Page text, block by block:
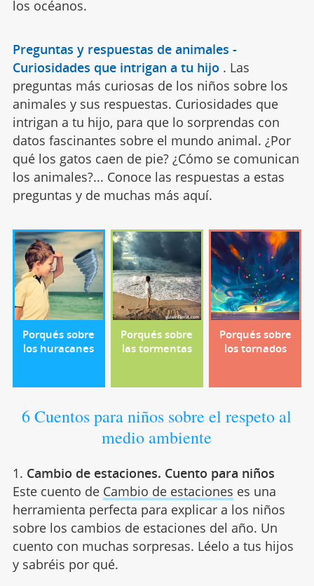
los océanos.
Preguntas y respuestas de animales -
Curiosidades que intrigan a tu hijo . Las
preguntas más curiosas de los niños sobre los
animales y sus respuestas. Curiosidades que
intrigan a tu hijo, para que lo sorprendas con
datos fascinantes sobre el mundo animal. ¿Por
qué los gatos caen de pie? ¿Cómo se comunican
los animales?... Conoce las respuestas a estas
preguntas y de muchas más aquí.
Porqués sobre
los huracanes
Porqués sobre
las tormentas
Porqués sobre
los tornados
6 Cuentos para niños sobre el respeto al
medio ambiente
1. Cambio de estaciones. Cuento para niños
Este cuento de Cambio de estaciones es una
herramienta perfecta para explicar a los niños
sobre los cambios de estaciones del año. Un
cuento con muchas sorpresas. Léelo a tus hijos
y sabréis por qué.